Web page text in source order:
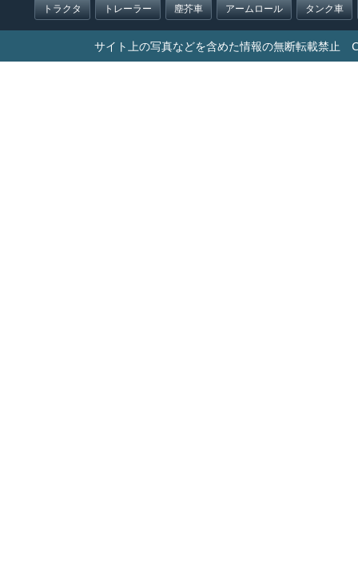
トラクタ
トレーラー 塵芥車 アームロール タンク車
サイト上の写真などを含めた情報の無断転載禁